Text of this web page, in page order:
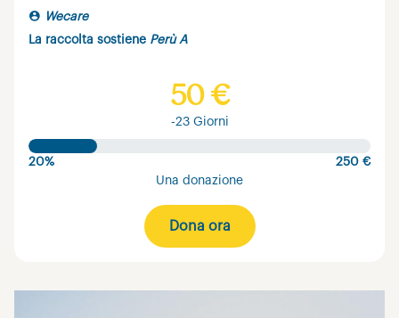
Wecare
La raccolta sostiene Perù A
50 €
-23 Giorni
20%
250 €
Una donazione
Dona ora